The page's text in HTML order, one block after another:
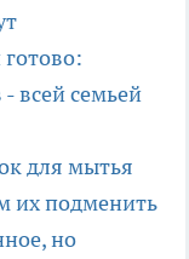
всей семьей
для мытья
их подменить
но